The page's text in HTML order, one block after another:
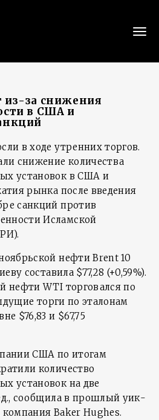
за снижения
в США и
в ходе утренних торгов.
снижение количества
установок в США и
рынка после введения
санкций против
Исламской
нефти Brent 10
составила $77,28 (+0,59%).
нефти WTI торговался по
торги по эталонам
$76,83 и $67,75
США по итогам
количество
установок на две
сообщила в прошлый уик-
Baker Hughes.